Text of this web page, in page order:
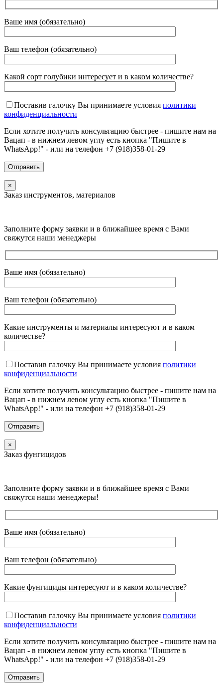
Ваше имя (обязательно)
Ваш телефон (обязательно)
Какой сорт голубики интересует и в каком количестве?
Поставив галочку Вы принимаете условия политики
конфиденциальности
Если хотите получить консультацию быстрее - пишите нам на
Вацап - в нижнем левом углу есть кнопка "Пишите в
WhatsApp!" - или на телефон +7 (918)358-01-29
×
Заказ инструментов, материалов
Заполните форму заявки и в ближайшее время с Вами
свяжутся наши менеджеры
Ваше имя (обязательно)
Ваш телефон (обязательно)
Какие инструменты и материалы интересуют и в каком
количестве?
Поставив галочку Вы принимаете условия политики
конфиденциальности
Если хотите получить консультацию быстрее - пишите нам на
Вацап - в нижнем левом углу есть кнопка "Пишите в
WhatsApp!" - или на телефон +7 (918)358-01-29
×
Заказ фунгицидов
Заполните форму заявки и в ближайшее время с Вами
свяжутся наши менеджеры!
Ваше имя (обязательно)
Ваш телефон (обязательно)
Какие фунгициды интересуют и в каком количестве?
Поставив галочку Вы принимаете условия политики
конфиденциальности
Если хотите получить консультацию быстрее - пишите нам на
Вацап - в нижнем левом углу есть кнопка "Пишите в
WhatsApp!" - или на телефон +7 (918)358-01-29